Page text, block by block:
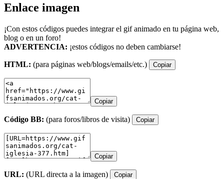
Enlace imagen
¡Con estos códigos puedes integrar el gif animado en tu página web,
blog o en un foro!
ADVERTENCIA: ¡estos códigos no deben cambiarse!
HTML: (para páginas web/blogs/emails/etc.) Copiar
Copiar
Código BB: (para foros/libros de visita) Copiar
Copiar
URL: (URL directa a la imagen) Copiar